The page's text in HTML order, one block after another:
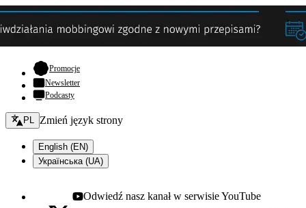
Promocje- otwiera się w nowej karcie
Newsletter
Podcasty
Zmień język - bieżący:
PL Zmień język strony
English (EN)
Українська (UA)
Youtube - otwiera się w nowej karcie
Odwiedź nasz kanał w serwisie YouTube